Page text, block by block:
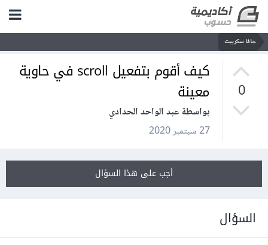
جافا سكريبت
0
كيف أقوم بتفعيل scroll في حاوية
معينة
بواسطة عبد الواحد الحدادي
27 سبتمبر 2020
أجب على هذا السؤال
السؤال